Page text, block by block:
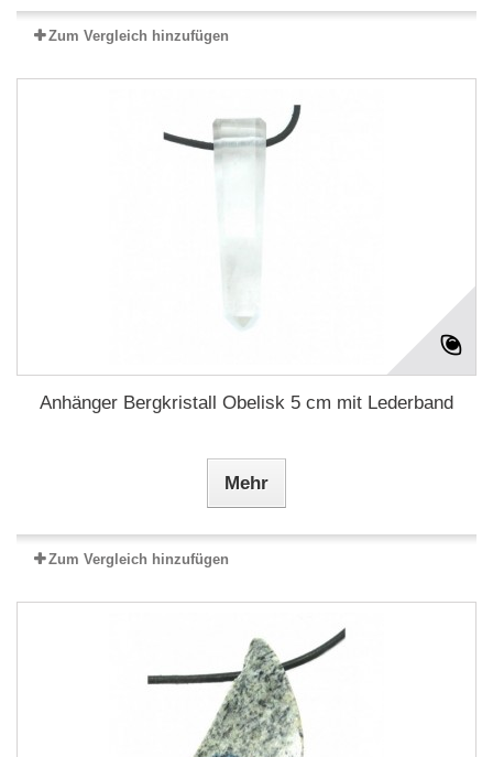
Zum Vergleich hinzufügen
Anhänger Bergkristall Obelisk 5 cm mit Lederband
Mehr
Zum Vergleich hinzufügen